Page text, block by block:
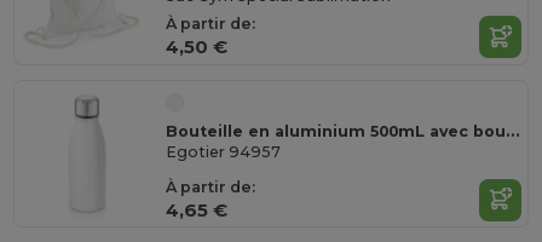
À partir de:
4,50 €
Bouteille en aluminium 500mL avec bouchon en acier inox à sublimation
Egotier 94957
À partir de:
4,65 €